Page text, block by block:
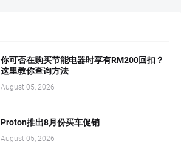
你可否在购买节能电器时享有RM200回扣？
这里教你查询方法
August 05, 2026
Proton推出8月份买车促销
August 05, 2026